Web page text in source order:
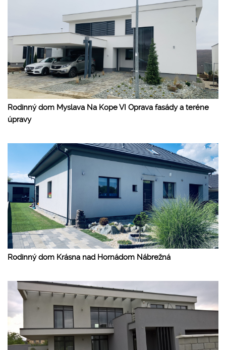
Rodinný dom Myslava Na Kope VI Oprava fasády a teréne
úpravy
Rodinný dom Krásna nad Hornádom Nábrežná